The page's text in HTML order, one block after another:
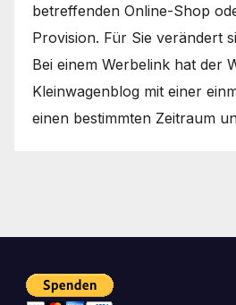
betreffenden Online-Shop
Provision. Für Sie verändert
Bei einem Werbelink hat der
Kleinwagenblog mit einer
einen bestimmten Zeitraum